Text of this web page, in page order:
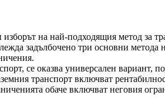
на най-подходящия метод за
задълбочено три основни
се оказва универсален вариант,
транспорт включват
обаче включват неговия